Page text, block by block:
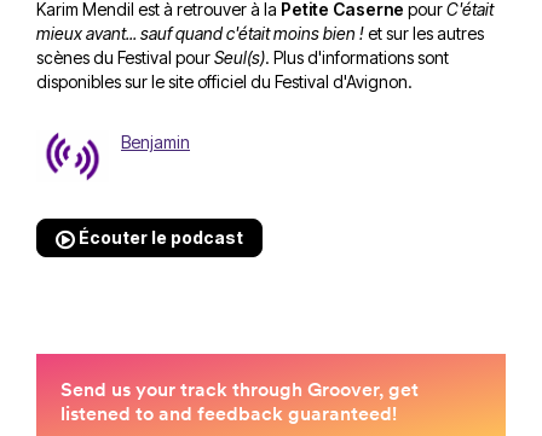
Karim Mendil est à retrouver à la Petite Caserne pourC'était
mieux avant... sauf quand c'était moins bien !et sur les autres
scènes du Festival pourSeul(s). Plus d'informations sont
disponibles surle site officiel du Festival d'Avignon.
Benjamin
Écouter le podcast